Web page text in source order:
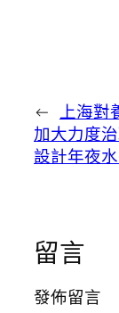
← 上海對
加大力度
設計年夜
留言
發佈留言